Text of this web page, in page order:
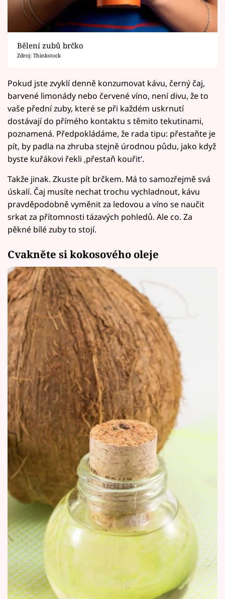
Bělení zubů brčko
Zdroj: Thinkstock
Pokud jste zvyklí denně konzumovat kávu, černý čaj,
barvené limonády nebo červené víno, není divu, že to
vaše přední zuby, které se při každém uskrnutí
dostávají do přímého kontaktu s těmito tekutinami,
poznamená. Předpokládáme, že rada tipu: přestaňte je
pít, by padla na zhruba stejně úrodnou půdu, jako když
byste kuřákovi řekli ‚přestaň kouřit‘.
Takže jinak. Zkuste pít brčkem. Má to samozřejmě svá
úskalí. Čaj musíte nechat trochu vychladnout, kávu
pravděpodobně vyměnit za ledovou a víno se naučit
srkat za přítomnosti tázavých pohledů. Ale co. Za
pěkné bílé zuby to stojí.
Cvakněte si kokosového oleje